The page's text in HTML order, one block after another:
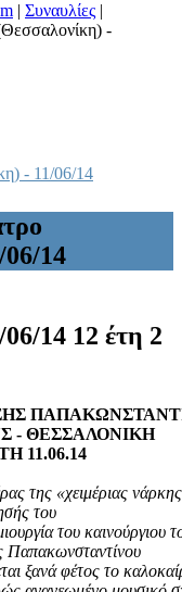
| Συναυλίες |
-
- 11/06/14
14
14 12 έτη 2
- ΘΕΣΣΑΛΟΝΙΚΗ
11.06.14
της «χειμέριας
του
του καινούργιου
Παπακωνσταντίνου
ξανά φέτος το